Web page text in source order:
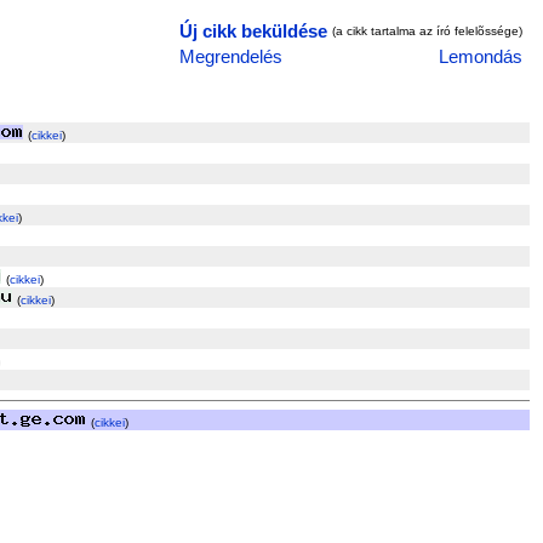
Új cikk beküldése (a cikk tartalma az író felelõssége)
Megrendelés Lemondás
(cikkei)
)
(cikkei)
(cikkei)
(cikkei)